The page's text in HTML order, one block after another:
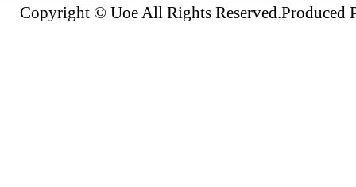
Copyright © Uoe All Rights Reserved.Produced